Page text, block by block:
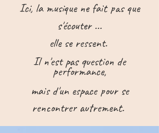
Ici, la musique ne fait pas que
s'écouter ...
elle se ressent.
Il n'est pas question de
performance,
mais d'un espace pour se
rencontrer autrement.